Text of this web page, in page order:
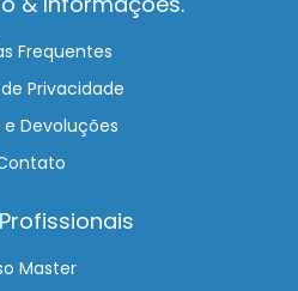
Frequentes
Privacidade
e Devoluções
Master